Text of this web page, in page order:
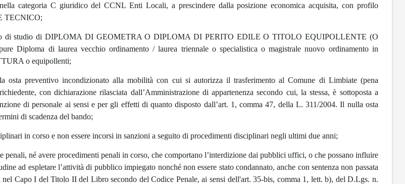
categoria C giuridico del CCNL Enti Locali, a prescindere dalla posizione economica acquisita, con profilo
TECNICO;
di studio di DIPLOMA DI GEOMETRA O DIPLOMA DI PERITO EDILE O TITOLO EQUIPOLLENTE (O
Diploma di laurea vecchio ordinamento / laurea triennale o specialistica o magistrale nuovo ordinamento in
o equipollenti;
osta preventivo incondizionato alla mobilità con cui si autorizza il trasferimento al Comune di Limbiate (pena
con dichiarazione rilasciata dall’Amministrazione di appartenenza secondo cui, la stessa, è sottoposta a
di personale ai sensi e per gli effetti di quanto disposto dall’art. 1, comma 47, della L. 311/2004. Il nulla osta
di scadenza del bando;
in corso e non essere incorsi in sanzioni a seguito di procedimenti disciplinari negli ultimi due anni;
penali, né avere procedimenti penali in corso, che comportano l’interdizione dai pubblici uffici, o che possano influire
ad espletare l’attività di pubblico impiegato nonché non essere stato condannato, anche con sentenza non passata
Capo I del Titolo II del Libro secondo del Codice Penale, ai sensi dell'art. 35-bis, comma 1, lett. b), del D.Lgs. n.